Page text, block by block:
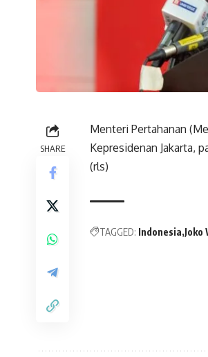
SHARE
Menteri Pertahanan
Kepresidenan Jakarta,
(rls)
TAGGED: Indonesia Joko